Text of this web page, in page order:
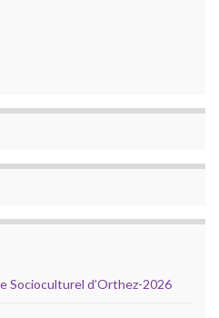
Socioculturel d’Orthez-2026